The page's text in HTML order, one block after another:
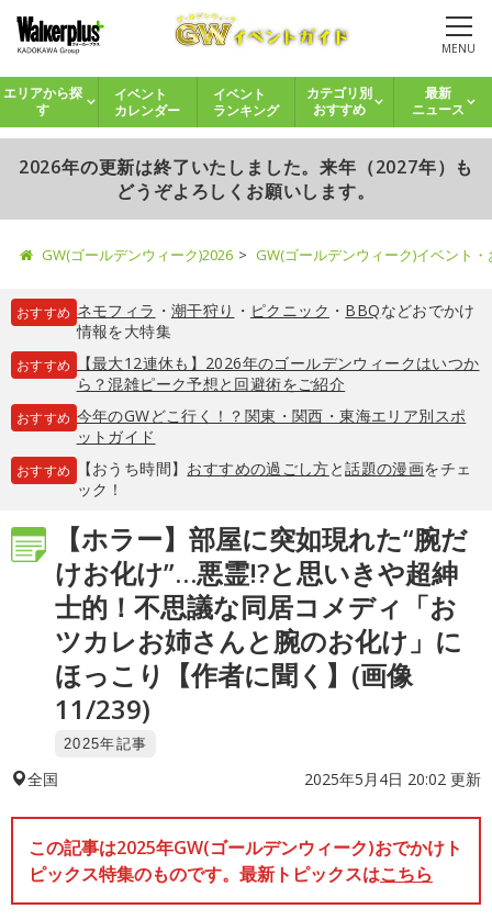
MENU
エリアから探
す
イベント
カレンダー
イベント
ランキング
カテゴリ別
おすすめ
最新
ニュース
2026年の更新は終了いたしました。来年（2027年）も
どうぞよろしくお願いします。
GW(ゴールデンウィーク)2026 GW(ゴールデンウィーク)イベント
おすすめ ネモフィラ ・ 潮干狩り ・ ピクニック ・ BBQなどおでかけ
情報を大特集
おすすめ
【最大12連休も】2026年のゴールデンウィークはいつか
ら？混雑ピーク予想と回避術をご紹介
おすすめ 今年のGWどこ行く！？関東・関西・東海エリア別スポ
ットガイド
おすすめ 【おうち時間】 おすすめの過ごし方と話題の漫画をチェ
ック！
【ホラー】部屋に突如現れた“腕だ
けお化け”…悪霊!?と思いきや超紳
士的！不思議な同居コメディ「お
ツカレお姉さんと腕のお化け」に
ほっこり【作者に聞く】(画像
11/239)
2025年記事
全国 2025年5月4日 20:02 更新
この記事は2025年GW(ゴールデンウィーク)おでかけト
ピックス特集のものです。最新トピックスはこちら